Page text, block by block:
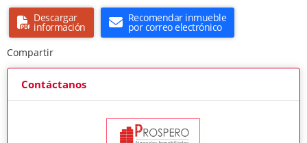
Descargar
información
Recomendar inmueble
por correo electrónico
Compartir
Contáctanos